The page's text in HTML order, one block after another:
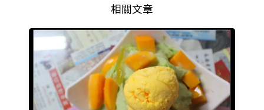
相關文章